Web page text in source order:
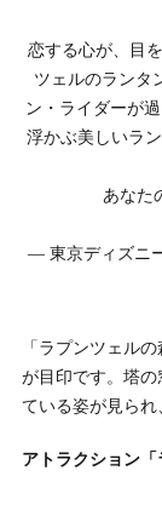
恋する心が、目を
ツェルのランタ
ン・ライダーが
浮かぶ美しいラ
あなた
— 東京ディズニ
「ラプンツェル
が目印です。塔
ている姿が見られ
アトラクション「